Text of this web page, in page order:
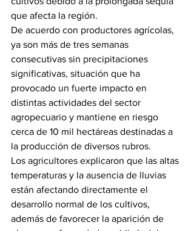
que afecta la región.
De acuerdo con productores agrícolas,
ya son más de tres semanas
consecutivas sin precipitaciones
significativas, situación que ha
provocado un fuerte impacto en
distintas actividades del sector
agropecuario y mantiene en riesgo
cerca de 10 mil hectáreas destinadas a
la producción de diversos rubros.
Los agricultores explicaron que las altas
temperaturas y la ausencia de lluvias
están afectando directamente el
desarrollo normal de los cultivos,
además de favorecer la aparición de